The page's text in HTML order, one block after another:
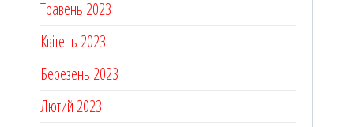
Травень 2023
Квітень 2023
Березень 2023
Лютий 2023